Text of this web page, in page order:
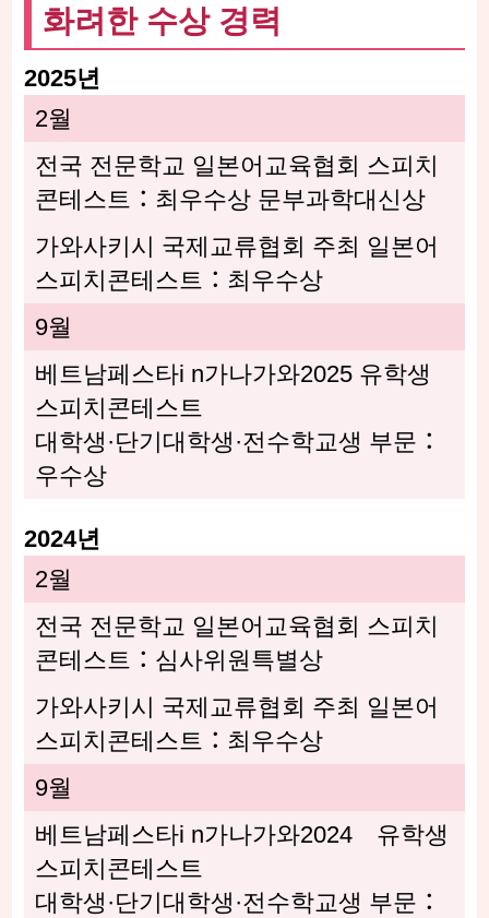
화려한 수상 경력
2025년
2월
전국 전문학교 일본어교육협회 스피치
콘테스트：최우수상 문부과학대신상
가와사키시 국제교류협회 주최 일본어
스피치콘테스트：최우수상
9월
베트남페스타i n가나가와2025 유학생
스피치콘테스트
대학생·단기대학생·전수학교생 부문：
우수상
2024년
2월
전국 전문학교 일본어교육협회 스피치
콘테스트：심사위원특별상
가와사키시 국제교류협회 주최 일본어
스피치콘테스트：최우수상
9월
베트남페스타i n가나가와2024 유학생
스피치콘테스트
대학생·단기대학생·전수학교생 부문：